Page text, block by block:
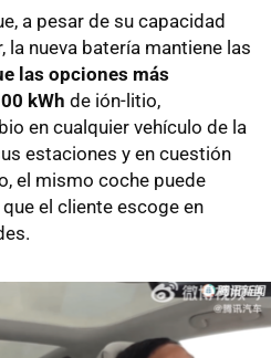
a pesar de su capacidad
nueva batería mantiene las
las opciones más
kWh de ión-litio,
en cualquier vehículo de la
estaciones y en cuestión
el mismo coche puede
el cliente escoge en